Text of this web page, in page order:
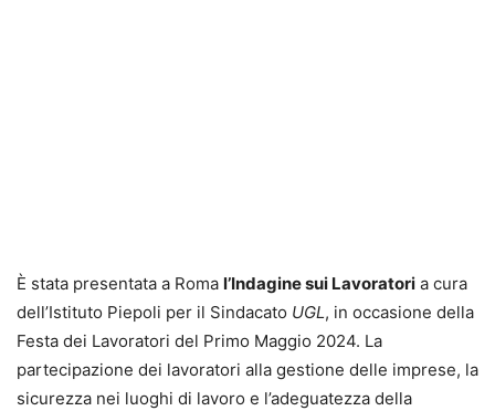
È stata presentata a Roma l’Indagine sui Lavoratori a cura
dell’Istituto Piepoli per il Sindacato UGL, in occasione della
Festa dei Lavoratori del Primo Maggio 2024. La
partecipazione dei lavoratori alla gestione delle imprese, la
sicurezza nei luoghi di lavoro e l’adeguatezza della